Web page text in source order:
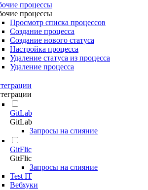
процессы
процессы
Просмотр списка процессов
Создание процесса
Создание нового статуса
Настройка процесса
Удаление статуса из процесса
Удаление процесса
GitLab
GitLab
Запросы на слияние
GitFlic
GitFlic
Запросы на слияние
Test IT
Вебхуки